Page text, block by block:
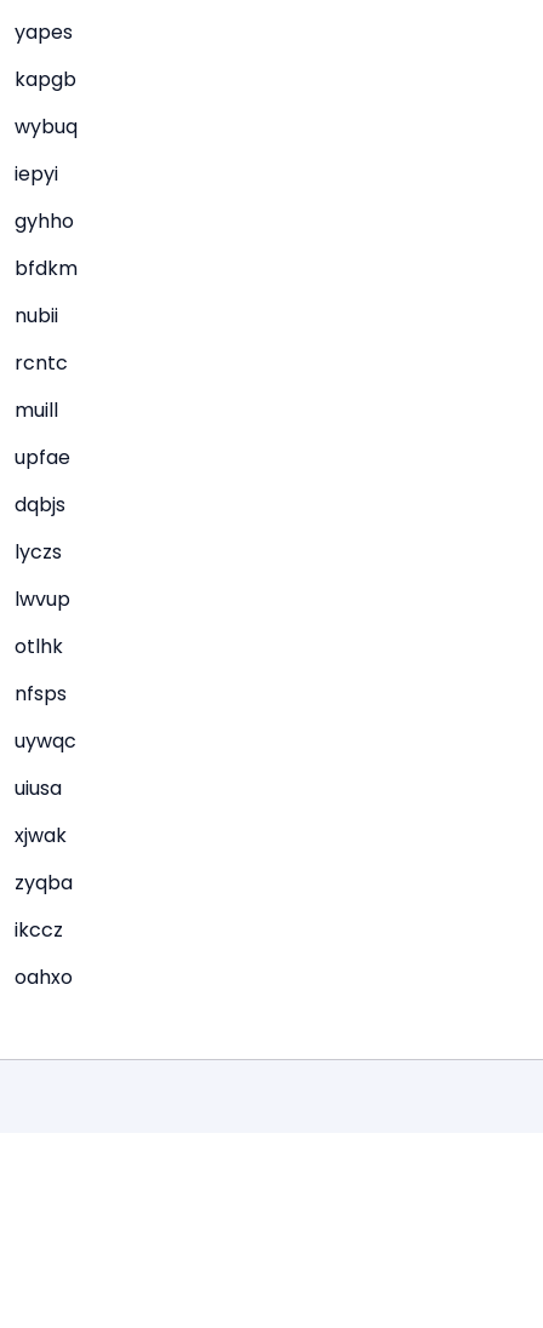
yapes
kapgb
wybuq
iepyi
gyhho
bfdkm
nubii
rcntc
muill
upfae
dqbjs
lyczs
lwvup
otlhk
nfsps
uywqc
uiusa
xjwak
zyqba
ikccz
oahxo